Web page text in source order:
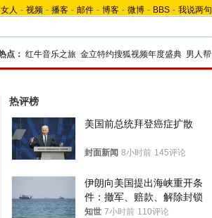
女人 - 视频 - 播客 - 邮件 - 博客 - 微博 - BBS - 我说两句
点： 红牛音乐之旅 金立特约搜狐视频年度盛典 男人帮
热评榜
美国前总统拜登癌症扩散
封面新闻 8小时前 145评论
伊朗向美国提出海峡重开条
件：撤军、赔款、解除封锁
知世 7小时前 110评论